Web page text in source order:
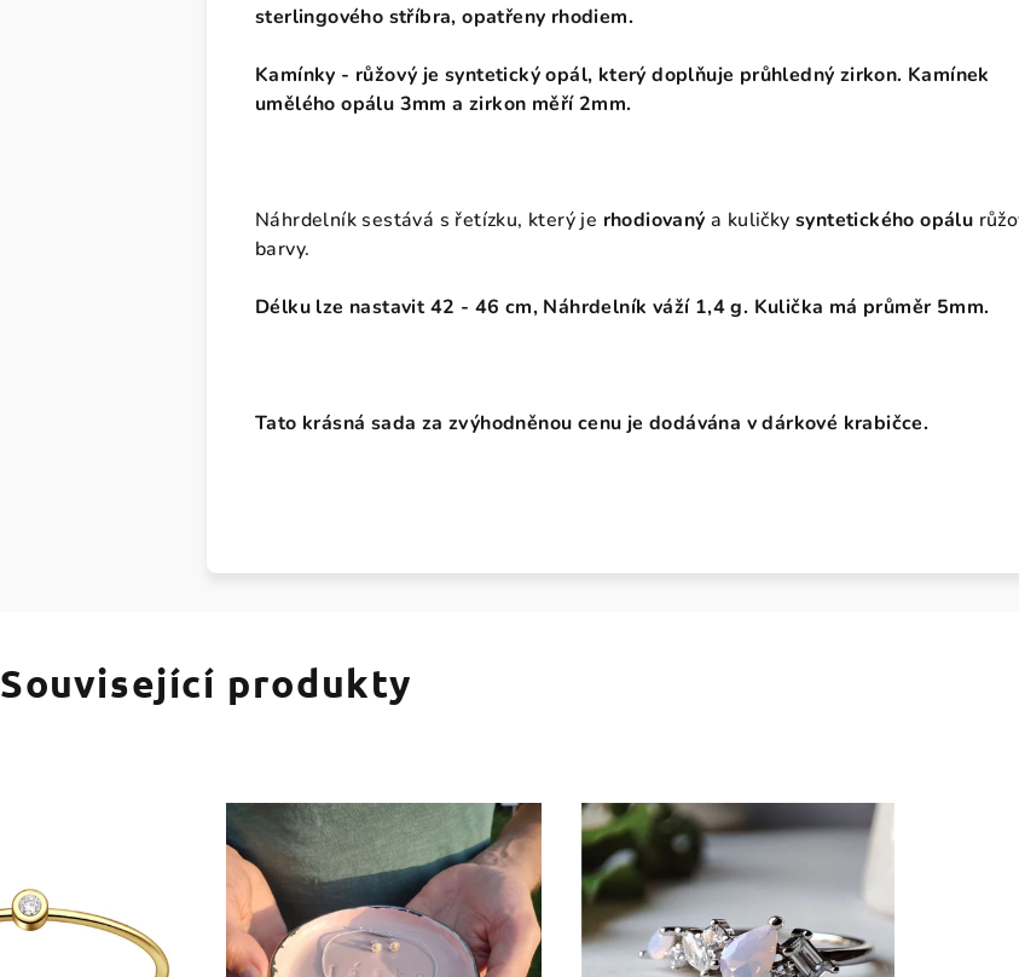
sterlingového stříbra, opatřeny rhodiem.
Kamínky - růžový je syntetický opál, který doplňuje průhledný zirkon. Kamínek
umělého opálu 3mm a zirkon měří 2mm.
Náhrdelník sestává s řetízku, který je rhodiovaný a kuličkysyntetického opálu
barvy.
Délku lze nastavit42 - 46 cm, Náhrdelník váží 1,4 g. Kulička má průměr 5mm.
Tato krásná sada za zvýhodněnou cenu je dodávána v dárkové krabičce.
Související produkty